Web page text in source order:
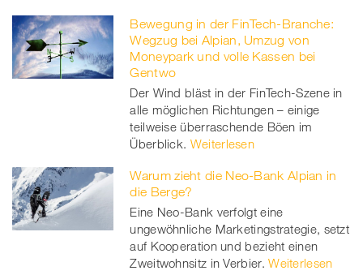
Bewegung in der FinTech-Branche:
Wegzug bei Alpian, Umzug von
Moneypark und volle Kassen bei
Gentwo
Der Wind bläst in der FinTech-Szene in
alle möglichen Richtungen – einige
teilweise überraschende Böen im
Überblick. Weiterlesen
Warum zieht die Neo-Bank Alpian in
die Berge?
Eine Neo-Bank verfolgt eine
ungewöhnliche Marketingstrategie, setzt
auf Kooperation und bezieht einen
Zweitwohnsitz in Verbier. Weiterlesen